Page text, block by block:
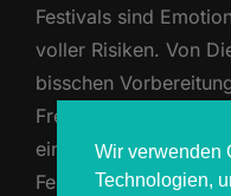
Festivals sind
voller Risiken. Von
bisschen
Freunde optimal
einfach nur
Festival-Sicherheits-
Wir verwenden
Technologien,